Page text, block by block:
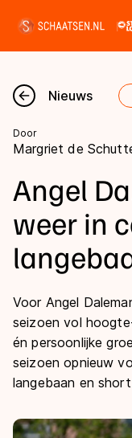
Nieuws
Kalender
Disciplines
Marathon
Langebaan
Shorttrack
Inlineskaten
Kunstschaatsen
Schoonrijden
Natuurijs
Uitslagen
Langebaan
Shorttrack
Marathon
Inlineskaten
Tijden &
Ranglijsten
Persoonlijke
De weg op
Algemene
Schaatsfans
Nieuws
Door
Margriet de
Angel
weer in
Voor Angel
seizoen vol
én persoonlijke
seizoen opnieuw
langebaan en